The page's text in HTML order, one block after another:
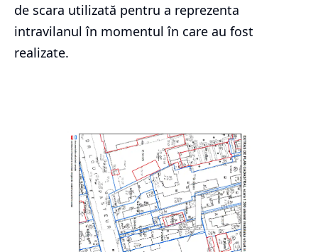
de scara utilizată pentru a reprezenta
intravilanul în momentul în care au fost
realizate.